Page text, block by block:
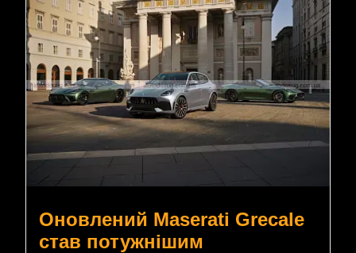
Оновлений Maserati Grecale
став потужнішим